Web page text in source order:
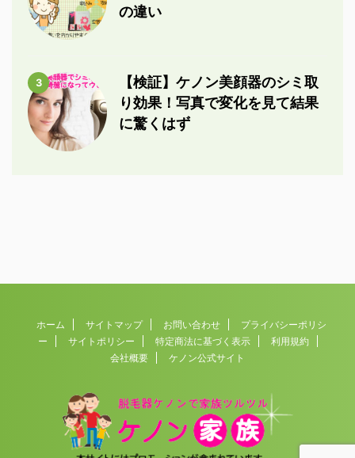
の違い
3
【検証】ケノン美顔器のシミ取
り効果！写真で変化を見て結果
に驚くはず
ホーム サイトマップ お問い合わせ
プライバシーポリシ
ー
サイトポリシー 特定商法に基づく表示
利用規約
会社概要
ケノン公式サイト
Copyright© 脱毛器ケノンの使い方と効果を徹底検証